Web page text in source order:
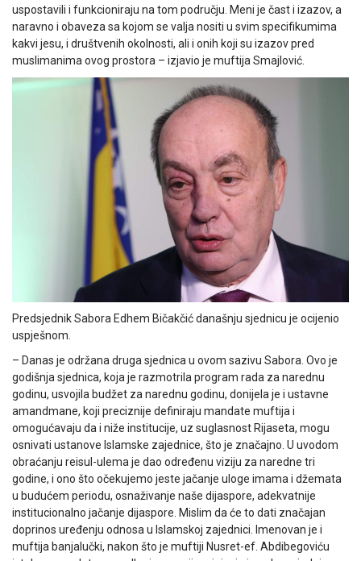
uspostavili i funkcioniraju na tom području. Meni je čast i izazov, a
naravno i obaveza sa kojom se valja nositi u svim specifikumima
kakvi jesu, i društvenih okolnosti, ali i onih koji su izazov pred
muslimanima ovog prostora – izjavio je muftija Smajlović.
Predsjednik Sabora Edhem Bičakčić današnju sjednicu je ocijenio
uspješnom.
– Danas je održana druga sjednica u ovom sazivu Sabora. Ovo je
godišnja sjednica, koja je razmotrila program rada za narednu
godinu, usvojila budžet za narednu godinu, donijela je i ustavne
amandmane, koji preciznije definiraju mandate muftija i
omogućavaju da i niže institucije, uz suglasnost Rijaseta, mogu
osnivati ustanove Islamske zajednice, što je značajno. U uvodom
obraćanju reisul-ulema je dao određenu viziju za naredne tri
godine, i ono što očekujemo jeste jačanje uloge imama i džemata
u budućem periodu, osnaživanje naše dijaspore, adekvatnije
institucionalno jačanje dijaspore. Mislim da će to dati značajan
doprinos uređenju odnosa u Islamskoj zajednici. Imenovan je i
muftija banjalučki, nakon što je muftiji Nusret-ef. Abdibegoviću